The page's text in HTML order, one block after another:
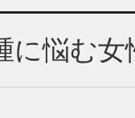
に悩む